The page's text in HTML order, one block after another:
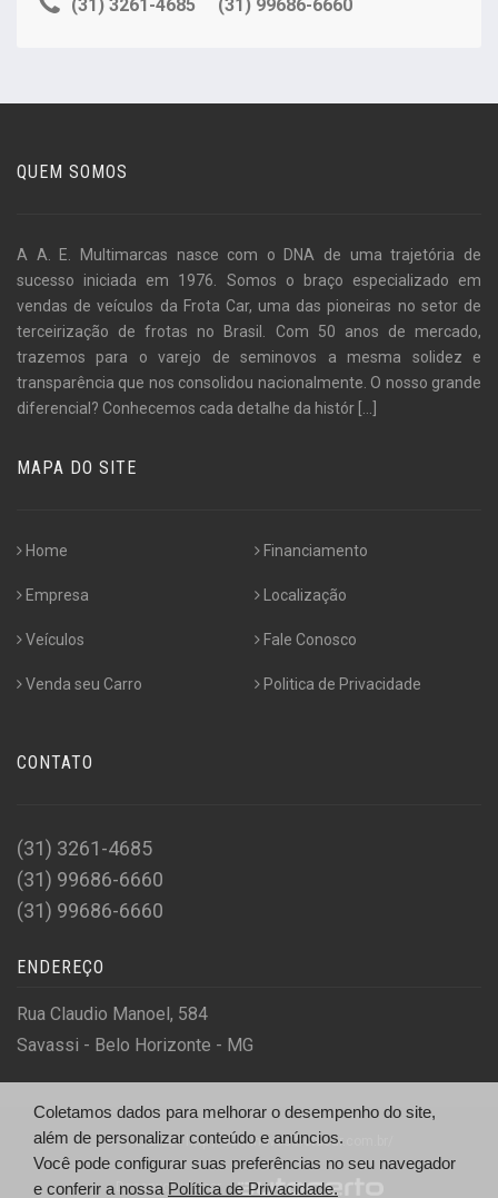
(31) 3261-4685 (31) 99686-6660
QUEM SOMOS
A A. E. Multimarcas nasce com o DNA de uma trajetória de
sucesso iniciada em 1976. Somos o braço especializado em
vendas de veículos da Frota Car, uma das pioneiras no setor de
terceirização de frotas no Brasil. Com 50 anos de mercado,
trazemos para o varejo de seminovos a mesma solidez e
transparência que nos consolidou nacionalmente. O nosso grande
diferencial? Conhecemos cada detalhe da histór [...]
MAPA DO SITE
Home
Empresa
Veículos
Venda seu Carro
Financiamento
Localização
Fale Conosco
Politica de Privacidade
CONTATO
(31) 3261-4685
(31) 99686-6660
(31) 99686-6660
ENDEREÇO
Rua Claudio Manoel, 584
Savassi - Belo Horizonte - MG
© A. E. Ltda - http://seminovos.frotacar.com.br/
Desenvolvido por
Coletamos dados para melhorar o desempenho do site,
além de personalizar conteúdo e anúncios.
Você pode configurar suas preferências no seu navegador
e conferir a nossa Política de Privacidade.